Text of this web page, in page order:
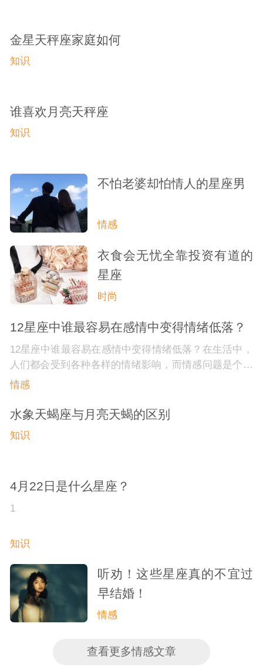
金星天秤座家庭如何
知识
谁喜欢月亮天秤座
知识
不怕老婆却怕情人的星座男
情感
衣食会无忧全靠投资有道的
星座
时尚
12星座中谁最容易在感情中变得情绪低落？
12星座中谁最容易在感情中变得情绪低落？在生活中，
人们都会受到各种各样的情绪影响，而情感问题是个永
恒的话题。对于一些人来说，情感问题会让他们感到十
表达而产生的象征。不过，在星座中情感的表达是很神
情感
水象天蝎座与月亮天蝎的区别
知识
4月22日是什么星座？
1
知识
听劝！这些星座真的不宜过
早结婚！
情感
查看更多情感文章